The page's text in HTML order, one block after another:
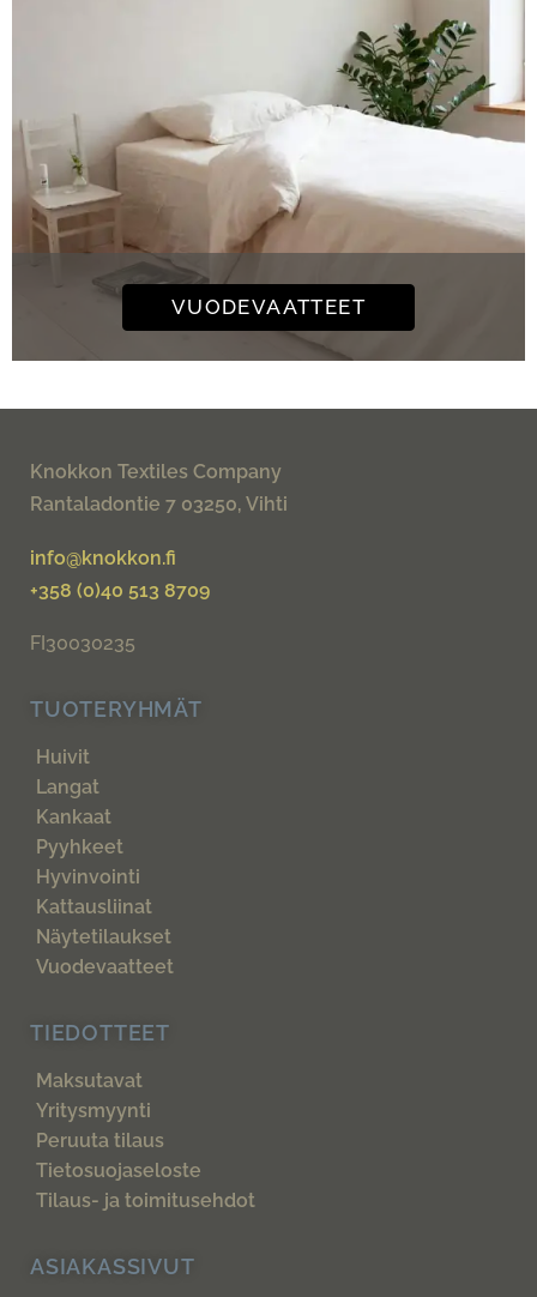
VUODEVAATTEET
Knokkon Textiles Company
Rantaladontie 7 03250, Vihti
info@knokkon.fi
+358 (0)40 513 8709
FI30030235
TUOTERYHMÄT
Huivit
Langat
Kankaat
Pyyhkeet
Hyvinvointi
Kattausliinat
Näytetilaukset
Vuodevaatteet
TIEDOTTEET
Maksutavat
Yritysmyynti
Peruuta tilaus
Tietosuojaseloste
Tilaus- ja toimitusehdot
ASIAKASSIVUT